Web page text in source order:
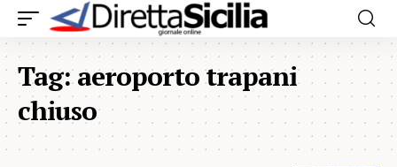
Tag:aeroporto trapani
chiuso